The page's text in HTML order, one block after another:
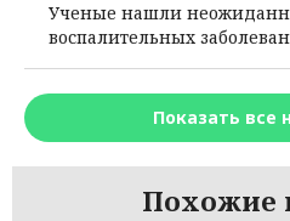
Ученые нашли
воспалительных
Показать все
Похожие